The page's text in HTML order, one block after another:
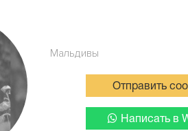
Мальдивы
Отправить
Написать в